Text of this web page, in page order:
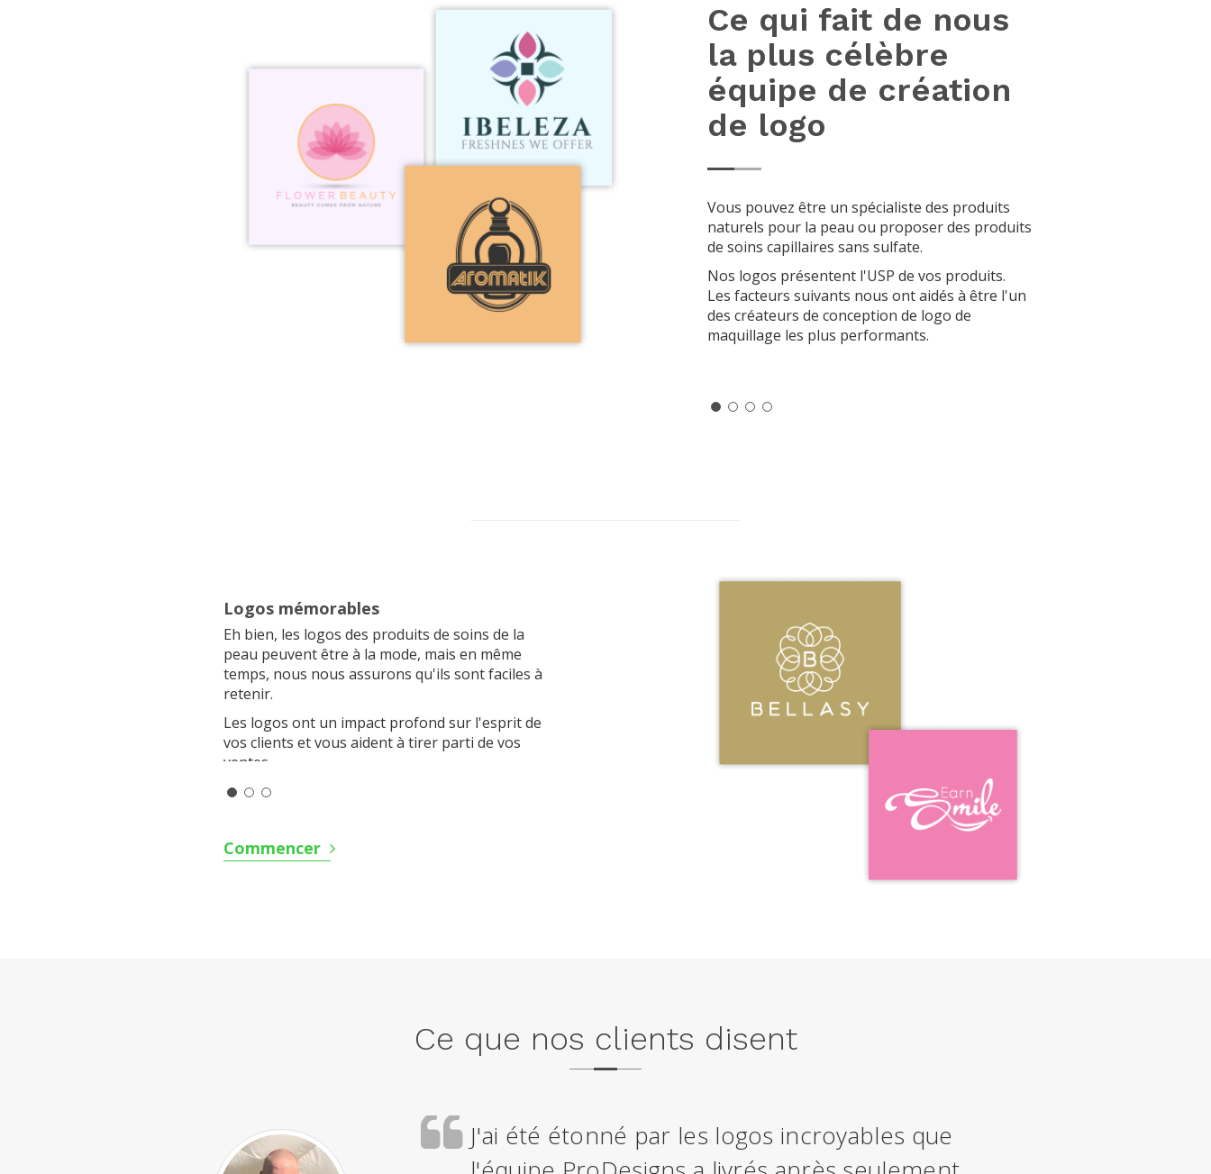
Ce qui fait de nous
la plus célèbre
équipe de création
de logo
Vous pouvez être un spécialiste des produits
naturels pour la peau ou proposer des produits
de soins capillaires sans sulfate.
Nos logos présentent l'USP de vos produits.
Les facteurs suivants nous ont aidés à être l'un
des créateurs de conception de logo de
maquillage les plus performants.
Logos mémorables
Eh bien, les logos des produits de soins de la
peau peuvent être à la mode, mais en même
temps, nous nous assurons qu'ils sont faciles à
retenir.
Les logos ont un impact profond sur l'esprit de
vos clients et vous aident à tirer parti de vos
ventes.
Commencer
Ce que nos clients disent
J'ai été étonné par les logos incroyables que